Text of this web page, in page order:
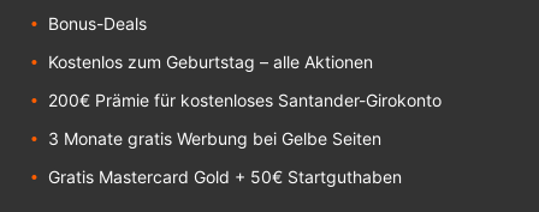
Bonus-Deals
Kostenlos zum Geburtstag – alle Aktionen
200€ Prämie für kostenloses Santander-Girokonto
3 Monate gratis Werbung bei Gelbe Seiten
Gratis Mastercard Gold + 50€ Startguthaben